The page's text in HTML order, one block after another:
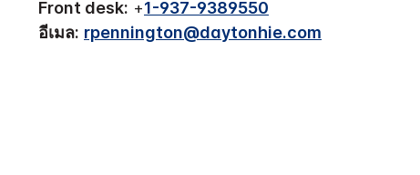
Front desk: +1-937-9389550
อีเมล: rpennington@daytonhie.com